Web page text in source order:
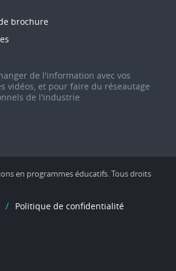
brochure
de l'information avec vos
vidéos, et pour faire du réseautage
de l'industrie
en programmes éducatifs. Tous droits
Politique de confidentialité